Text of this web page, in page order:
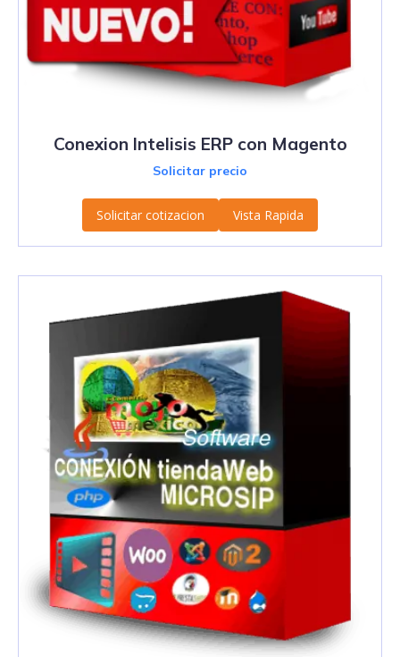
Conexion Intelisis ERP con Magento
Solicitar precio
Solicitar cotizacion Vista Rapida